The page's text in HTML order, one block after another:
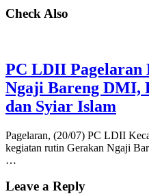
Check Also
PC LDII
Ngaji Bareng DMI,
dan Syiar Islam
Pagelaran, (20/07) PC LDII
kegiatan rutin Gerakan Ngaji
…
Leave a Reply